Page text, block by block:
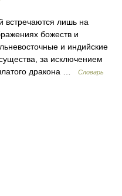
встречаются лишь на
божеств и
и индийские
за исключением
дракона …
Словарь